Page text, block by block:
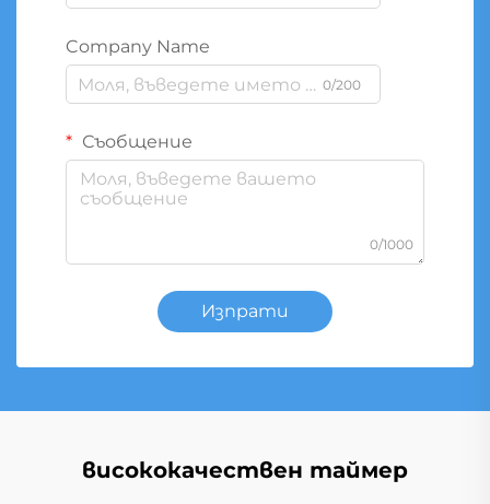
Company Name
0/200
Съобщение
0/1000
Изпрати
висококачествен таймер